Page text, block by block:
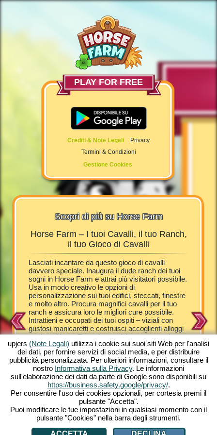
PLAY FOR FREE
Crediti & Note Legali
Privacy
Termini & Condizioni
Gestione Cookies
Scopri di più su Horse Farm
dai
PC a
–
ranch
Horse Farm – I tuoi Cavalli, il tuo Ranch,
il tuo Gioco di Cavalli
Lasciati incantare da questo gioco di cavalli
davvero speciale. Inaugura il dude ranch dei tuoi
sogni in Horse Farm e attrai più visitatori possibile.
Usa in modo creativo le opzioni di
personalizzazione sui tuoi edifici, steccati, finestre
e molto altro. Procura magnifici cavalli per il tuo
ranch e assicura loro le migliori cure possibile.
Intrattieni e occupati dei tuoi ospiti – viziali con
gustosi manicaretti e costruisci accoglienti alloggi
per loro. Horse Farm ti porterà in uno scenario
campestre da sogno. Amorevolmente illustrato con
una grafica da cartone animato, Horse Farm
presenta infinite straordinarie esperienze. Riempi il
tuo ranch con una grande varietà di cavalli e pony.
Prova gratuitamente questo gioco online unico
dalla comodità del tuo PC. Gioca subito!
giorno
varietà
e Arabi
Pony
farli
tua
è
di
internet
upjers (Note Legali) utilizza i cookie sui suoi siti Web per l'analisi
dei dati, per fornire servizi di social media, e per distribuire
pubblicità personalizzata. Per ulteriori informazioni, consultare il
nostro Informativa sulla Privacy. Le informazioni
sull'elaborazione dei dati da parte di Google sono disponibili su
https://business.safety.google/privacy/.
Per consentire l'uso dei cookies opzionali, per cortesia premi il
pulsante "Accetta".
Puoi modificare le tue impostazioni in qualsiasi momento con il
pulsante "Cookies" nella barra degli strumenti.